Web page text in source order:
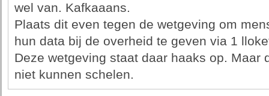
wel van. Kafkaaans.
Plaats dit even tegen de wetgeving om
hun data bij de overheid te geven via 1
Deze wetgeving staat daar haaks op. Maar
niet kunnen schelen.